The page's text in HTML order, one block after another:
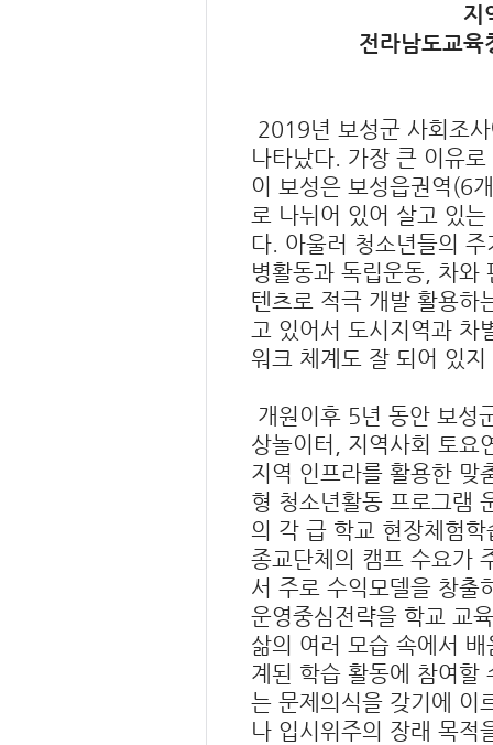
지
전라남도교
2019년 보성군 사회조
나타났다. 가장 큰 이유
이 보성은 보성읍권역(6
로 나뉘어 있어 살고 있
다. 아울러 청소년들의
병활동과 독립운동, 차와
텐츠로 적극 개발 활용하
고 있어서 도시지역과 차
워크 체계도 잘 되어 있
개원이후 5년 동안 보성
상놀이터, 지역사회 토요
지역 인프라를 활용한 맞
형 청소년활동 프로그램
의 각 급 학교 현장체험
종교단체의 캠프 수요가
서 주로 수익모델을 창출
운영중심전략을 학교 교
삶의 여러 모습 속에서
계된 학습 활동에 참여할
는 문제의식을 갖기에 이
나 입시위주의 장래 목적